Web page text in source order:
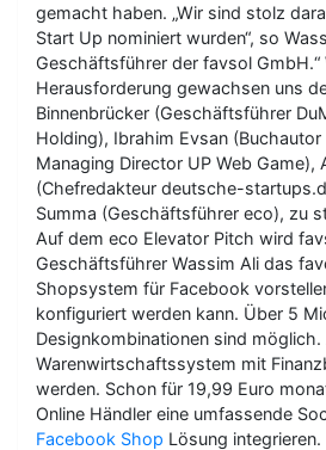
gemacht haben. „Wir sind stolz
Start Up nominiert wurden“, so
Geschäftsführer der favsol GmbH.“
Herausforderung gewachsen uns
Binnenbrücker (Geschäftsführer
Holding), Ibrahim Evsan (Buchautor
Managing Director UP Web Game),
(Chefredakteur deutsche-
Summa (Geschäftsführer eco), zu
Auf dem eco Elevator Pitch wird
Geschäftsführer Wassim Ali das
Shopsystem für Facebook
konfiguriert werden kann. Über 5
Designkombinationen sind
Warenwirtschaftssystem mit
werden. Schon für 19,99 Euro
Online Händler eine umfassende
Facebook Shop Lösung integrieren.